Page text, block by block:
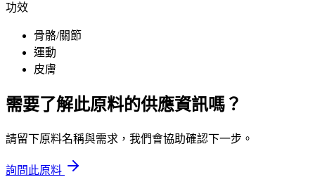
功效
骨骼/關節
運動
皮膚
需要了解此原料的供應資訊嗎？
請留下原料名稱與需求，我們會協助確認下一步。
詢問此原料